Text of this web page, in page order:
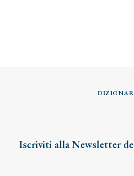
Iscriviti alla Newsletter